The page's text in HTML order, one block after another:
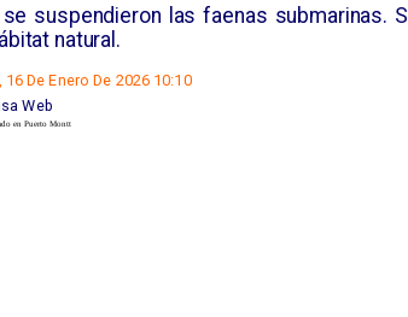
suspendieron las faenas submarinas.
natural.
16 De Enero De 2026 10:10
Web